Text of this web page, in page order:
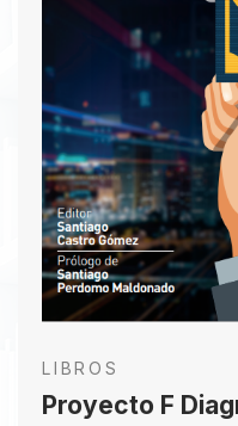
LIBROS
Proyecto F